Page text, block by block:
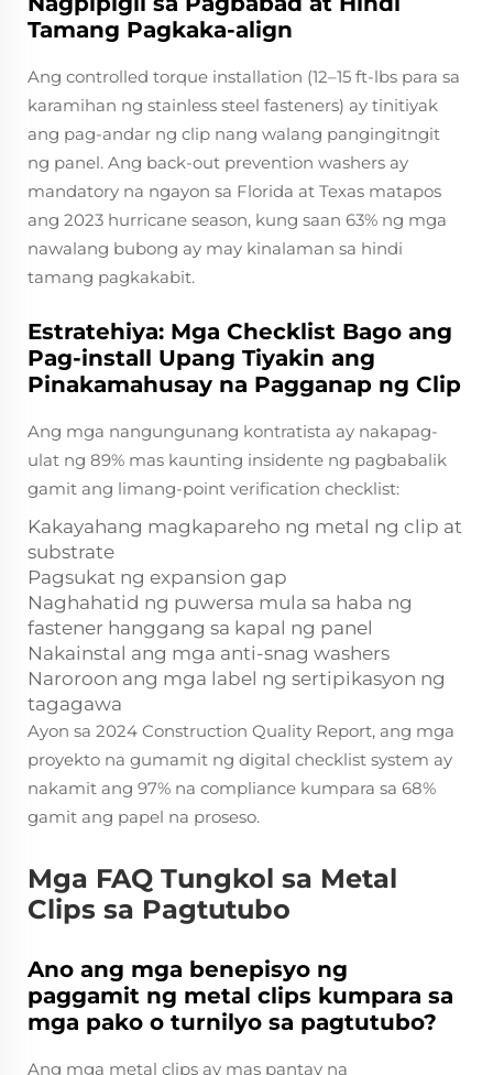
Tamang Pagkaka-align
Ang controlled torque installation (12–15 ft-lbs para sa
karamihan ng stainless steel fasteners) ay tinitiyak
ang pag-andar ng clip nang walang pangingitngit
ng panel. Ang back-out prevention washers ay
mandatory na ngayon sa Florida at Texas matapos
ang 2023 hurricane season, kung saan 63% ng mga
nawalang bubong ay may kinalaman sa hindi
tamang pagkakabit.
Estratehiya: Mga Checklist Bago ang
Pag-install Upang Tiyakin ang
Pinakamahusay na Pagganap ng Clip
Ang mga nangungunang kontratista ay nakapag-
ulat ng 89% mas kaunting insidente ng pagbabalik
gamit ang limang-point verification checklist:
Kakayahang magkapareho ng metal ng clip at
substrate
Pagsukat ng expansion gap
Naghahatid ng puwersa mula sa haba ng
fastener hanggang sa kapal ng panel
Nakainstal ang mga anti-snag washers
Naroroon ang mga label ng sertipikasyon ng
tagagawa
Ayon sa 2024 Construction Quality Report, ang mga
proyekto na gumamit ng digital checklist system ay
nakamit ang 97% na compliance kumpara sa 68%
gamit ang papel na proseso.
Mga FAQ Tungkol sa Metal
Clips sa Pagtutubo
Ano ang mga benepisyo ng
paggamit ng metal clips kumpara sa
mga pako o turnilyo sa pagtutubo?
Ang mga metal clips ay mas pantay na